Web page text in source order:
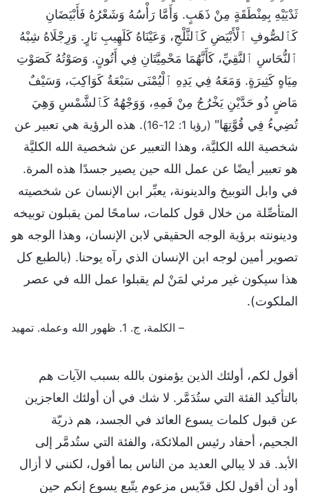
ثَدْيَيْهِ بِمِنْطَقَةٍ مِنْ ذَهَبٍ. وَأَمَّا رَأْسُهُ وَشَعْرُهُ فَأَبْيَضَانِ
كَٱلصُّوفِ ٱلْأَبْيَضِ كَٱلثَّلْجِ، وَعَيْنَاهُ كَلَهِيبِ نَارٍ. وَرِجْلَاهُ شِبْهُ
ٱلنُّحَاسِ ٱلنَّقِيِّ، كَأَنَّهُمَا مَحْمِيَّتَانِ فِي أَتُونٍ. وَصَوْتُهُ كَصَوْتِ
مِيَاهٍ كَثِيرَةٍ. وَمَعَهُ فِي يَدِهِ ٱلْيُمْنَى سَبْعَةُ كَوَاكِبَ، وَسَيْفٌ
مَاضٍ ذُو حَدَّيْنِ يَخْرُجُ مِنْ فَمِهِ، وَوَجْهُهُ كَٱلشَّمْسِ وَهِيَ
تُضِيءُ فِي قُوَّتِهَا" (رؤيا 1: 12-16)
. هذه الرؤية هي تعبير عن
شخصية الله الكليَّة، وهذا التعبير عن شخصية الله الكليَّة
هو تعبير أيضًا عن عمل الله حين يصير جسدًا هذه المرة.
في وابل التوبيخ والدينونة، يعبِّر ابن الإنسان عن شخصيته
المتأصِّلة من خلال قول كلمات، سامحًا لمن يقبلون توبيخه
ودينونته برؤية الوجه الحقيقي لابن الإنسان، وهذا الوجه هو
تصوير أمين لوجه ابن الإنسان الذي رآه يوحنا. (بالطبع كل
هذا سيكون غير مرئي لمَنْ لم يقبلوا عمل الله في عصر
الملكوت).
– الكلمة، ج. 1. ظهور الله وعمله. تمهيد
أقول لكم، أولئك الذين يؤمنون بالله بسبب الآيات هم
بالتأكيد الفئة التي ستُدَمَّر. لا شك في أن أولئك العاجزين
عن قبول كلمات يسوع العائد في الجسد، هم ذريّة
الجحيم، أحفاد رئيس الملائكة، والفئة التي ستُدمَّر إلى
الأبد. قد لا يبالي العديد من الناس بما أقول، لكنني لا أزال
أود أن أقول لكل قدّيسٍ مزعومٍ يتّبع يسوع إنكم حين